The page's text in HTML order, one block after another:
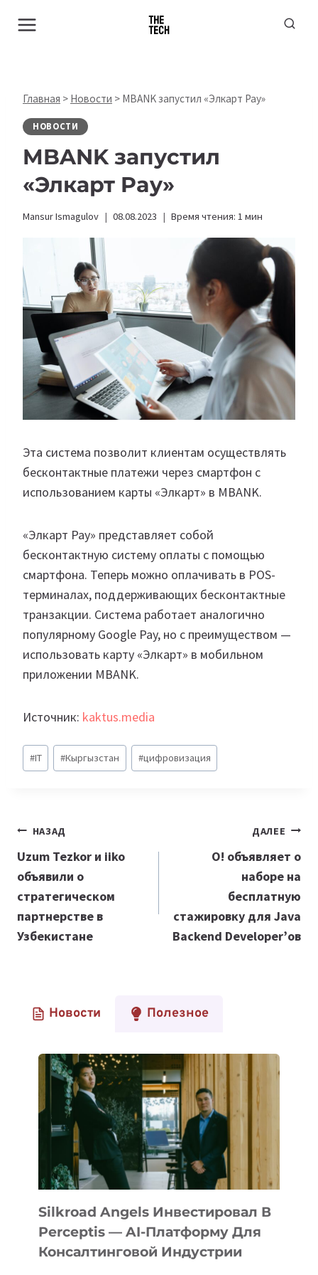
Главная > Новости > MBANK запустил «Элкарт Pay»
НОВОСТИ
MBANK запустил
«Элкарт Pay»
Mansur Ismagulov 08.08.2023 Время чтения: 1 мин
Эта система позволит клиентам осуществлять
бесконтактные платежи через смартфон с
использованием карты «Элкарт» в MBANK.
«Элкарт Pay» представляет собой
бесконтактную систему оплаты с помощью
смартфона. Теперь можно оплачивать в POS-
терминалах, поддерживающих бесконтактные
транзакции. Система работает аналогично
популярному Google Pay, но с преимуществом —
использовать карту «Элкарт» в мобильном
приложении MBANK.
Источник: kaktus.media
Метки
записи:
#IT #Кыргызстан #цифровизация
Навигация
по
записям
НАЗАД
Uzum Tezkor и iiko
объявили о
стратегическом
партнерстве в
Узбекистане
ДАЛЕЕ
О! объявляет о
наборе на
бесплатную
стажировку для Java
Backend Developer’ов
Новости Полезное
Silkroad Angels Инвестировал В
Perceptis — AI-Платформу Для
Консалтинговой Индустрии